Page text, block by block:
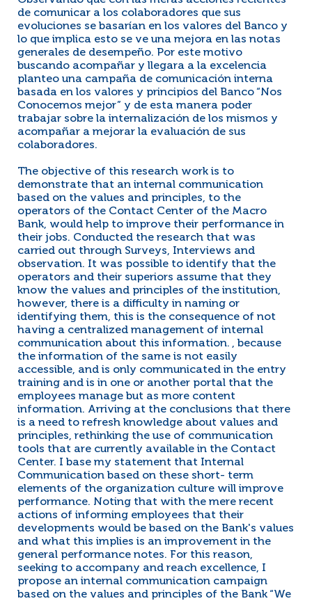
de comunicar a los colaboradores que sus
evoluciones se basarían en los valores del Banco y
lo que implica esto se ve una mejora en las notas
generales de desempeño. Por este motivo
buscando acompañar y llegara a la excelencia
planteo una campaña de comunicación interna
basada en los valores y principios del Banco “Nos
Conocemos mejor” y de esta manera poder
trabajar sobre la internalización de los mismos y
acompañar a mejorar la evaluación de sus
colaboradores.
The objective of this research work is to
demonstrate that an internal communication
based on the values and principles, to the
operators of the Contact Center of the Macro
Bank, would help to improve their performance in
their jobs. Conducted the research that was
carried out through Surveys, Interviews and
observation. It was possible to identify that the
operators and their superiors assume that they
know the values and principles of the institution,
however, there is a difficulty in naming or
identifying them, this is the consequence of not
having a centralized management of internal
communication about this information. , because
the information of the same is not easily
accessible, and is only communicated in the entry
training and is in one or another portal that the
employees manage but as more content
information. Arriving at the conclusions that there
is a need to refresh knowledge about values and
principles, rethinking the use of communication
tools that are currently available in the Contact
Center. I base my statement that Internal
Communication based on these short- term
elements of the organization culture will improve
performance. Noting that with the mere recent
actions of informing employees that their
developments would be based on the Bank's values
and what this implies is an improvement in the
general performance notes. For this reason,
seeking to accompany and reach excellence, I
propose an internal communication campaign
based on the values and principles of the Bank “We